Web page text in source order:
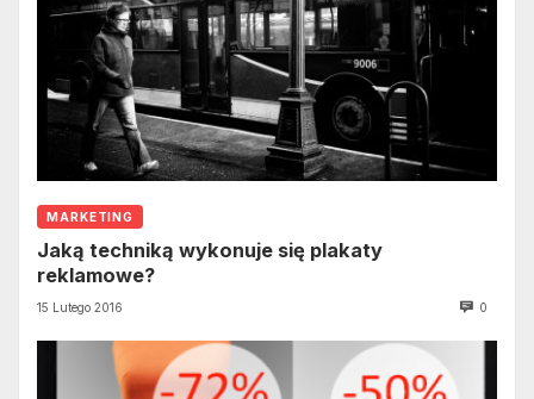
MARKETING
Jaką techniką wykonuje się plakaty
reklamowe?
15 Lutego 2016 0